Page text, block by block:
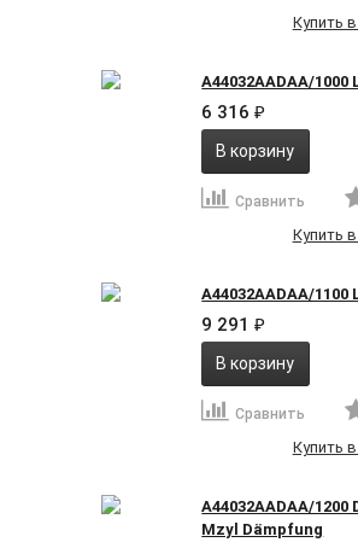
Купить
A44032AADAA/1000
6 316₽
В корзину
Сравнить
Купить
A44032AADAA/1100
9 291₽
В корзину
Сравнить
Купить
A44032AADAA/
Mzyl Dämpfung